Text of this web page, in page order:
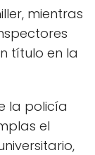
mientras
título en la
la policía
el